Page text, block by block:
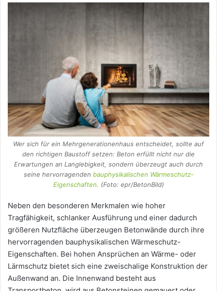
Wer sich für ein Mehrgenerationenhaus entscheidet, sollte auf
den richtigen Baustoff setzen: Beton erfüllt nicht nur die
Erwartungen an Langlebigkeit, sondern überzeugt auch durch
seine hervorragenden bauphysikalischen Wärmeschutz-
Eigenschaften. (Foto: epr/BetonBild)
Neben den besonderen Merkmalen wie hoher
Tragfähigkeit, schlanker Ausführung und einer dadurch
größeren Nutzfläche überzeugen Betonwände durch ihre
hervorragenden bauphysikalischen Wärmeschutz-
Eigenschaften. Bei hohen Ansprüchen an Wärme- oder
Lärmschutz bietet sich eine zweischalige Konstruktion der
Außenwand an. Die Innenwand besteht aus